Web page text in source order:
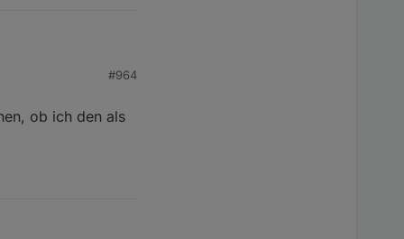
#964
ob ich den als